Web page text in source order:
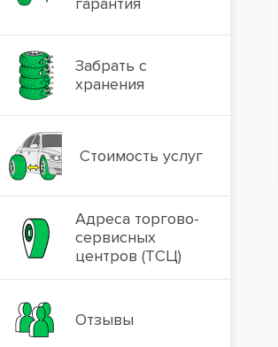
Забрать с
хранения
Стоимость услуг
Адреса торгово-
сервисных
центров (ТСЦ)
Отзывы